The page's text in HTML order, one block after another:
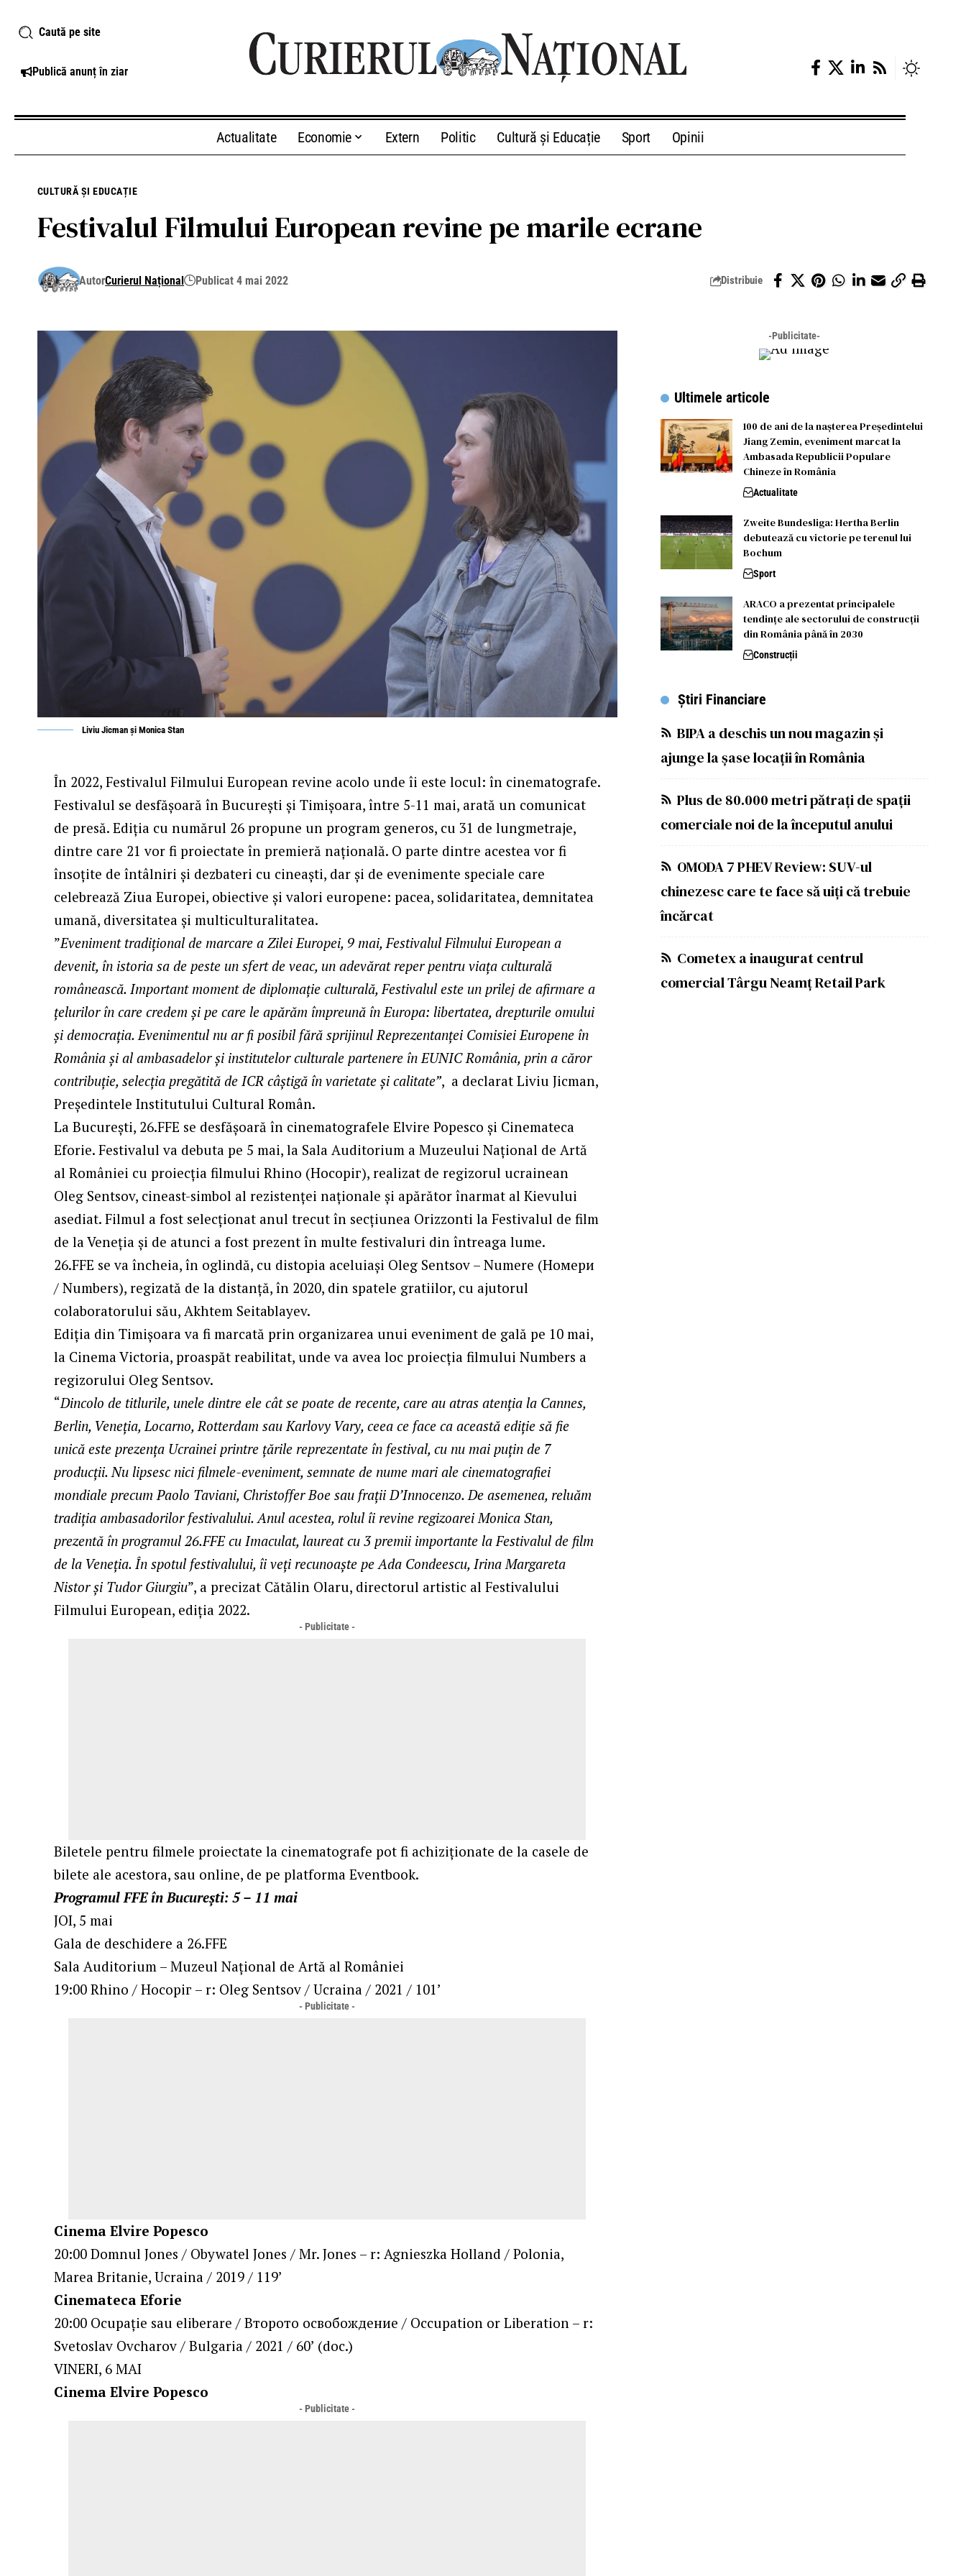
Caută pe site
Publică anunț în ziar
Actualitate Economie Extern Politic Cultură și Educație Sport Opinii
CULTURĂ ȘI EDUCAȚIE
Festivalul Filmului European revine pe marile ecrane
AutorCurierul Național Publicat 4 mai 2022 Distribuie
Liviu Jicman şi Monica Stan
În 2022, Festivalul Filmului European revine acolo unde îi este locul: în cinematografe.
Festivalul se desfășoară în București și Timișoara, între 5-11 mai, arată un comunicat
de presă. Ediția cu numărul 26 propune un program generos, cu 31 de lungmetraje,
dintre care 21 vor fi proiectate în premieră națională. O parte dintre acestea vor fi
însoțite de întâlniri și dezbateri cu cineaști, dar și de evenimente speciale care
celebrează Ziua Europei, obiective și valori europene: pacea, solidaritatea, demnitatea
umană, diversitatea și multiculturalitatea.
”Eveniment tradițional de marcare a Zilei Europei, 9 mai, Festivalul Filmului European a
devenit, în istoria sa de peste un sfert de veac, un adevărat reper pentru viața culturală
românească. Important moment de diplomație culturală, Festivalul este un prilej de afirmare a
țelurilor în care credem și pe care le apărăm împreună în Europa: libertatea, drepturile omului
și democrația. Evenimentul nu ar fi posibil fără sprijinul Reprezentanței Comisiei Europene în
România și al ambasadelor și institutelor culturale partenere în EUNIC România, prin a căror
contribuție, selecția pregătită de ICR câștigă în varietate și calitate”, a declarat Liviu Jicman,
Președintele Institutului Cultural Român.
La București, 26.FFE se desfășoară în cinematografele Elvire Popesco și Cinemateca
Eforie. Festivalul va debuta pe 5 mai, la Sala Auditorium a Muzeului Național de Artă
al României cu proiecția filmului Rhino (Носоріг), realizat de regizorul ucrainean
Oleg Sentsov, cineast-simbol al rezistenței naționale și apărător înarmat al Kievului
asediat. Filmul a fost selecționat anul trecut în secțiunea Orizzonti la Festivalul de film
de la Veneția și de atunci a fost prezent în multe festivaluri din întreaga lume.
26.FFE se va încheia, în oglindă, cu distopia aceluiași Oleg Sentsov – Numere (Номери
/ Numbers), regizată de la distanță, în 2020, din spatele gratiilor, cu ajutorul
colaboratorului său, Akhtem Seitablayev.
Ediția din Timișoara va fi marcată prin organizarea unui eveniment de gală pe 10 mai,
la Cinema Victoria, proaspăt reabilitat, unde va avea loc proiecția filmului Numbers a
regizorului Oleg Sentsov.
“Dincolo de titlurile, unele dintre ele cât se poate de recente, care au atras atenția la Cannes,
Berlin, Veneția, Locarno, Rotterdam sau Karlovy Vary, ceea ce face ca această ediție să fie
unică este prezența Ucrainei printre țările reprezentate în festival, cu nu mai puțin de 7
producții. Nu lipsesc nici filmele-eveniment, semnate de nume mari ale cinematografiei
mondiale precum Paolo Taviani, Christoffer Boe sau frații D’Innocenzo. De asemenea, reluăm
tradiția ambasadorilor festivalului. Anul acestea, rolul îi revine regizoarei Monica Stan,
prezentă în programul 26.FFE cu Imaculat, laureat cu 3 premii importante la Festivalul de film
de la Veneția. În spotul festivalului, îi veți recunoaște pe Ada Condeescu, Irina Margareta
Nistor și Tudor Giurgiu”, a precizat Cătălin Olaru, directorul artistic al Festivalului
Filmului European, ediția 2022.
- Publicitate -
Biletele pentru filmele proiectate la cinematografe pot fi achiziționate de la casele de
bilete ale acestora, sau online, de pe platformaEventbook.
Programul FFE în București: 5 – 11 mai
JOI, 5 mai
Gala de deschidere a 26.FFE
Sala Auditorium – Muzeul Național de Artă al României
19:00 Rhino / Носоріг – r: Oleg Sentsov / Ucraina / 2021 / 101’
- Publicitate -
Cinema Elvire Popesco
20:00 Domnul Jones / Obywatel Jones / Mr. Jones – r: Agnieszka Holland / Polonia,
Marea Britanie, Ucraina / 2019 / 119’
Cinemateca Eforie
20:00 Ocupație sau eliberare / Второто освобождение / Occupation or Liberation – r:
Svetoslav Ovcharov / Bulgaria / 2021 / 60’ (doc.)
VINERI, 6 MAI
Cinema Elvire Popesco
- Publicitate -
-Publicitate-
Ultimele articole
100 de ani de la nașterea Președintelui
Jiang Zemin, eveniment marcat la
Ambasada Republicii Populare
Chineze în România
Actualitate
Zweite Bundesliga: Hertha Berlin
debutează cu victorie pe terenul lui
Bochum
Sport
ARACO a prezentat principalele
tendințe ale sectorului de construcții
din România până în 2030
Construcții
Știri Financiare
BIPA a deschis un nou magazin și
ajunge la șase locații în România
Plus de 80.000 metri pătrați de spații
comerciale noi de la începutul anului
OMODA 7 PHEV Review: SUV-ul
chinezesc care te face să uiți că trebuie
încărcat
Cometex a inaugurat centrul
comercial Târgu Neamț Retail Park